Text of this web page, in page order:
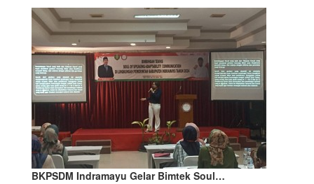
BKPSDM Indramayu Gelar Bimtek Soul…